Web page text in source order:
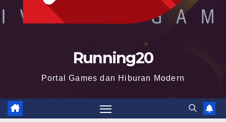
Running20
Portal Games dan Hiburan Modern